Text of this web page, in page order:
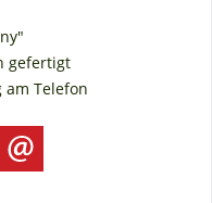
gefertigt
Telefon